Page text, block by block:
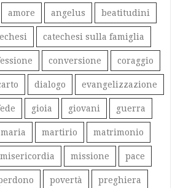
amore angelus beatitudini
catechesi sulla famiglia
conversione coraggio
dialogo evangelizzazione
gioia giovani guerra
maria martirio matrimonio
misericordia missione pace
povertà preghiera